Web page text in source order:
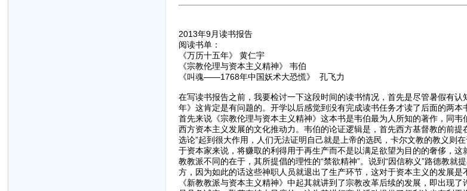
2013年9月读书报告
阅读书单：
《万历十五年》 黄仁宇
《宗教伦理与资本主义精神》 韦伯
《叫魂——1768年中国妖术大恐慌》 孔飞力
在写读书报告之前，我要检讨一下这段时间的读书情况，首先是尽管暑假有
年》这肯定是有问题的。开学以后感觉到没有完成读书任务才读了后面的两
首先来说《宗教伦理与资本主义精神》这本书是韦伯最为人所知的著作，同
西方资本主义发展的文化推动力。韦伯的论证逻辑是，首先西方基督教的前
选论”起到很大作用，人们无法证明自己就是上帝的选民，卡尔文教的教义则
于资本家来说，将赚取的利得用于再生产而不是以满足欲望为目的的奢侈，
教教派不同的在于，其所提倡的理性的“禁欲精神”。说到“因信称义”路德教
方，因为如此的话这些神职人员就退出了生产环节，这对于资本主义的发展
《新教教派与资本主义精神》中起其就讲到了宗教改革后续的发展，即出现